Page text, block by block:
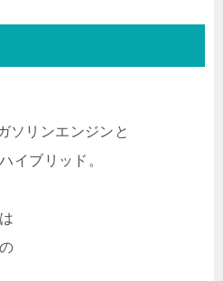
ソリンエンジンと
イブリッド。